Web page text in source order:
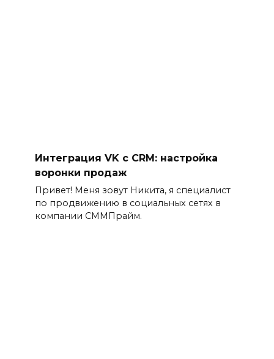
Интеграция VK с CRM: настройка
воронки продаж
Привет! Меня зовут Никита, я специалист
по продвижению в социальных сетях в
компании СММПрайм.